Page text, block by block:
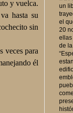
y vuelca.
hasta su
sin
veces para
él
un
el
20
ellas
de